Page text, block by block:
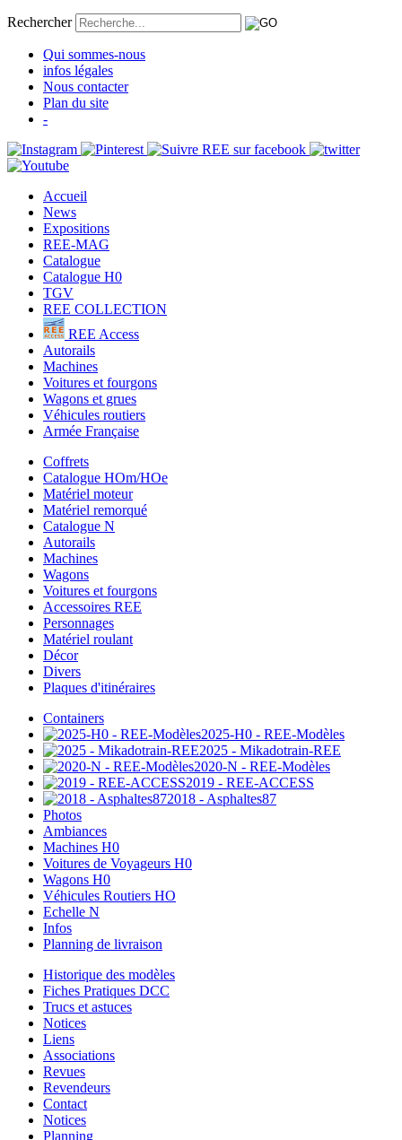
Rechercher
Qui sommes-nous
infos légales
Nous contacter
Plan du site
-
Accueil
News
Expositions
REE-MAG
Catalogue
Catalogue H0
TGV
REE COLLECTION
REE Access
Autorails
Machines
Voitures et fourgons
Wagons et grues
Véhicules routiers
Armée Française
Coffrets
Catalogue HOm/HOe
Matériel moteur
Matériel remorqué
Catalogue N
Autorails
Machines
Wagons
Voitures et fourgons
Accessoires REE
Personnages
Matériel roulant
Décor
Divers
Plaques d'itinéraires
Containers
2025-H0 - REE-Modèles
2025 - Mikadotrain-REE
2020-N - REE-Modèles
2019 - REE-ACCESS
2018 - Asphaltes87
Photos
Ambiances
Machines H0
Voitures de Voyageurs H0
Wagons H0
Véhicules Routiers HO
Echelle N
Infos
Planning de livraison
Historique des modèles
Fiches Pratiques DCC
Trucs et astuces
Notices
Liens
Associations
Revues
Revendeurs
Contact
Notices
Planning